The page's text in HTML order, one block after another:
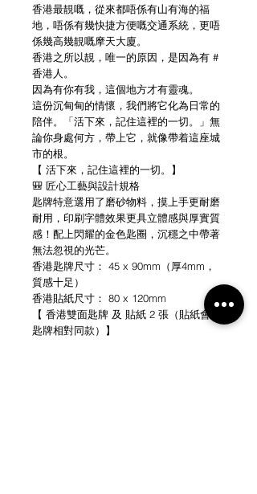
香港最靚嘅，從來都唔係有山有海的福
地，唔係有幾快捷方便嘅交通系統，更唔
係幾高幾靚嘅摩天大廈。
香港之所以靚，唯一的原因，是因為有 #
香港人。
因為有你有我，這個地方才有靈魂。
這份沉甸甸的情懷，我們將它化為日常的
陪伴。「活下來，記住這裡的一切。」無
論你身處何方，帶上它，就像帶着這座城
市的根。
【 活下來，記住這裡的一切。】
🎒 匠心工藝與設計規格
匙牌特意選用了磨砂物料，摸上手更耐磨
耐用，印刷字體效果更具立體感與厚實質
感！配上閃耀的金色匙圈，沉穩之中帶著
無法忽視的光芒。
香港匙牌尺寸： 45 x 90mm（厚4mm，
質感十足）
香港貼紙尺寸： 80 x 120mm
【 香港雙面匙牌 及 貼紙 2 張（貼紙會跟
匙牌相對同款）】